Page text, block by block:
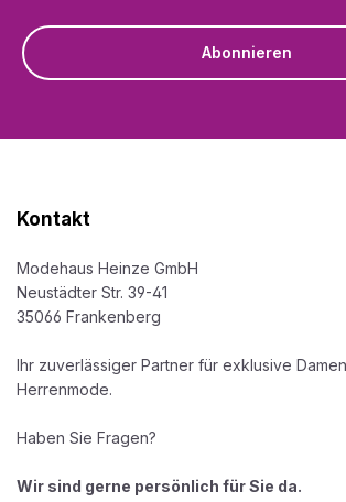
Abonnieren
Kontakt
Modehaus Heinze GmbH
Neustädter Str. 39-41
35066 Frankenberg
Ihr zuverlässiger Partner für exklusive
Herrenmode.
Haben Sie Fragen?
Wir sind gerne persönlich für Sie da.